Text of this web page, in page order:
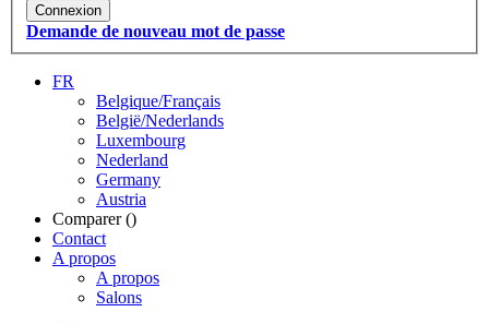
Connexion
Demande de nouveau mot de passe
FR
Belgique/Français
België/Nederlands
Luxembourg
Nederland
Germany
Austria
Comparer ()
Contact
A propos
A propos
Salons